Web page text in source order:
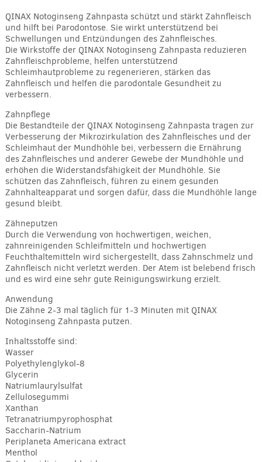
QINAX Notoginseng Zahnpasta schützt und stärkt Zahnfleisch
und hilft bei Parodontose. Sie wirkt unterstützend bei
Schwellungen und Entzündungen des Zahnfleisches.
Die Wirkstoffe der QINAX Notoginseng Zahnpasta reduzieren
Zahnfleischprobleme, helfen unterstützend
Schleimhautprobleme zu regenerieren, stärken das
Zahnfleisch und helfen die parodontale Gesundheit zu
verbessern.
Zahnpflege
Die Bestandteile der QINAX Notoginseng Zahnpasta tragen zur
Verbesserung der Mikrozirkulation des Zahnfleisches und der
Schleimhaut der Mundhöhle bei, verbessern die Ernährung
des Zahnfleisches und anderer Gewebe der Mundhöhle und
erhöhen die Widerstandsfähigkeit der Mundhöhle. Sie
schützen das Zahnfleisch, führen zu einem gesunden
Zahnhalteapparat und sorgen dafür, dass die Mundhöhle lange
gesund bleibt.
Zähneputzen
Durch die Verwendung von hochwertigen, weichen,
zahnreinigenden Schleifmitteln und hochwertigen
Feuchthaltemitteln wird sichergestellt, dass Zahnschmelz und
Zahnfleisch nicht verletzt werden. Der Atem ist belebend frisch
und es wird eine sehr gute Reinigungswirkung erzielt.
Anwendung
Die Zähne 2-3 mal täglich für 1-3 Minuten mit QINAX
Notoginseng Zahnpasta putzen.
Inhaltsstoffe sind:
Wasser
Polyethylenglykol-8
Glycerin
Natriumlaurylsulfat
Zellulosegummi
Xanthan
Tetranatriumpyrophosphat
Saccharin-Natrium
Periplaneta Americana extract
Menthol